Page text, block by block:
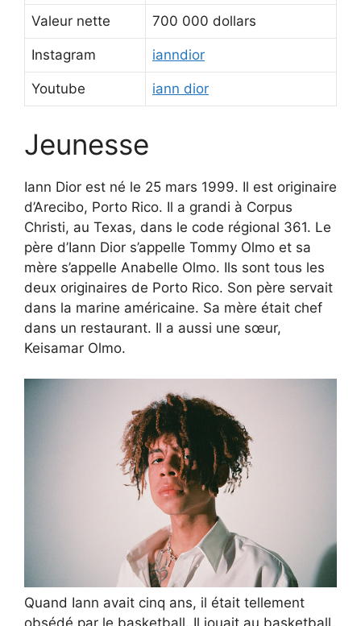
Valeur nette 700 000 dollars
Instagram ianndior
Youtube iann dior
Jeunesse
Iann Dior est né le 25 mars 1999. Il est originaire
d’Arecibo, Porto Rico. Il a grandi à Corpus
Christi, au Texas, dans le code régional 361. Le
père d’Iann Dior s’appelle Tommy Olmo et sa
mère s’appelle Anabelle Olmo. Ils sont tous les
deux originaires de Porto Rico. Son père servait
dans la marine américaine. Sa mère était chef
dans un restaurant. Il a aussi une sœur,
Keisamar Olmo.
Quand Iann avait cinq ans, il était tellement
obsédé par le basketball. Il jouait au basketball